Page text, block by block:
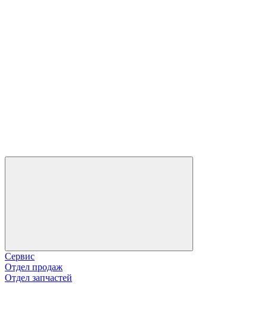
Сервис
Отдел продаж
Отдел запчастей